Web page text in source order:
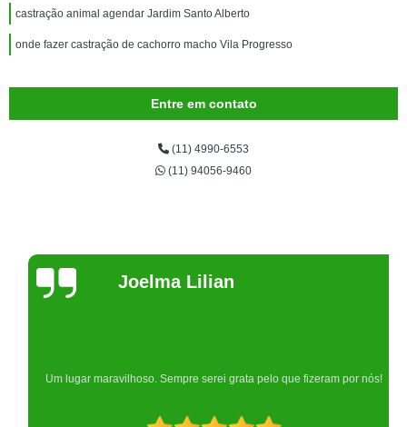
castração animal agendar Jardim Santo Alberto
onde fazer castração de cachorro macho Vila Progresso
Entre em contato
(11) 4990-6553
(11) 94056-9460
Joelma Lilian
Um lugar maravilhoso. Sempre serei grata pelo que fizeram por nós!